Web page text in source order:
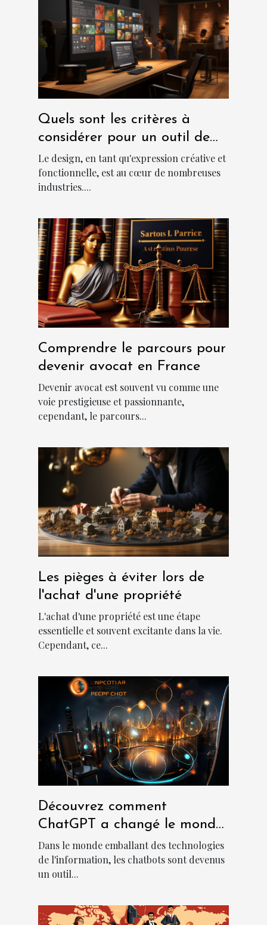
Quels sont les critères à
considérer pour un outil de
design abordable et
performant?
Le design, en tant qu'expression créative et
fonctionnelle, est au cœur de nombreuses
industries....
Comprendre le parcours pour
devenir avocat en France
Devenir avocat est souvent vu comme une
voie prestigieuse et passionnante,
cependant, le parcours...
Les pièges à éviter lors de
l'achat d'une propriété
L'achat d'une propriété est une étape
essentielle et souvent excitante dans la vie.
Cependant, ce...
Découvrez comment
ChatGPT a changé le monde
des chatbots
Dans le monde emballant des technologies
de l'information, les chatbots sont devenus
un outil...